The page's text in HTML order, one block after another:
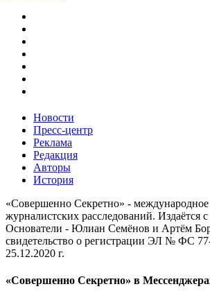
Новости
Пресс-центр
Реклама
Редакция
Авторы
История
«Совершенно Секретно» - международное
журналистских расследований. Издаётся с
Основатели - Юлиан Семёнов и Артём
свидетельство о регистрации ЭЛ № ФС
25.12.2020 г.
«Совершенно Секретно» в